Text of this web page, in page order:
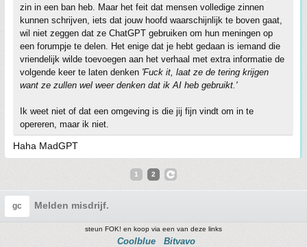
zin in een ban heb. Maar het feit dat mensen volledige zinnen
kunnen schrijven, iets dat jouw hoofd waarschijnlijk te boven gaat,
wil niet zeggen dat ze ChatGPT gebruiken om hun meningen op
een forumpje te delen. Het enige dat je hebt gedaan is iemand die
vriendelijk wilde toevoegen aan het verhaal met extra informatie de
volgende keer te laten denken 'Fuck it, laat ze de tering krijgen
want ze zullen wel weer denken dat ik AI heb gebruikt.'
Ik weet niet of dat een omgeving is die jij fijn vindt om in te
opereren, maar ik niet.
Haha MadGPT
1 2
gc Melden misdrijf.
steun FOK! en koop via een van deze links
Coolblue Bitvavo